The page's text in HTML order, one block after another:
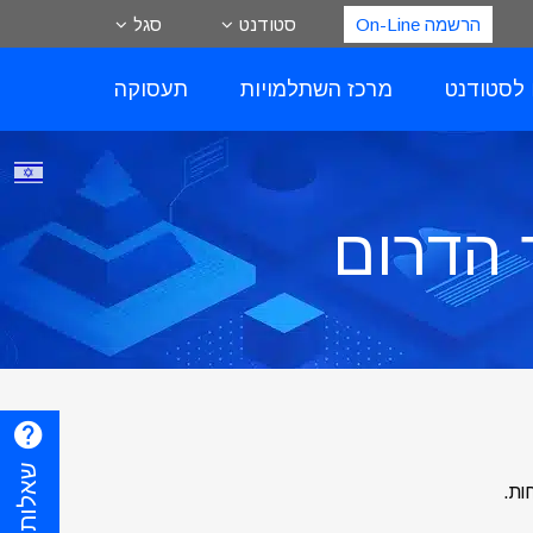
הרשמה On-Line סטודנט סגל
לסטודנט מרכז השתלמויות תעסוקה
הדרום